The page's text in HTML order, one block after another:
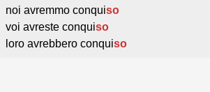
noi avremmo conquiso
voi avreste conquiso
loro avrebbero conquiso